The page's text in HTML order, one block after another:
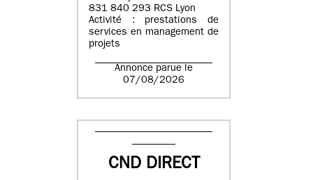
831 840 293 RCS Lyon
Activité : prestations de
services en management de
projets
Annonce parue le
07/08/2026
CND DIRECT